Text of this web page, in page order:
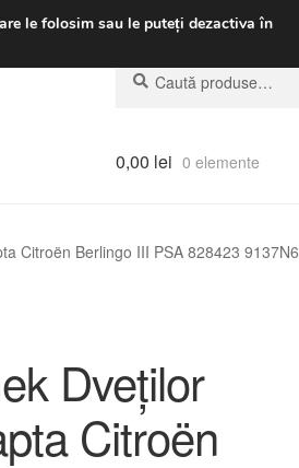
p.m.031 229 6816
Caută
după:
Caută
0,00 lei 0 elemente
Citroën Berlingo III PSA 828423 9137N6
Dveților
Citroën
le folosim sau le puteți dezactiva în